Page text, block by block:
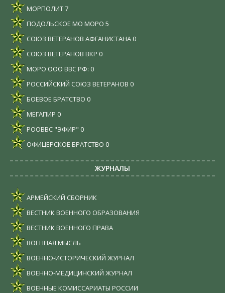
МОРПОЛИТ7
ПОДОЛЬСКОЕ МО МОРО 5
СОЮЗ ВЕТЕРАНОВ АФГАНИСТАНА 0
СОЮЗ ВЕТЕРАНОВ ВКР 0
МОРО ООО ВВС РФ: 0
РОССИЙСКИЙ СОЮЗ ВЕТЕРАНОВ 0
БОЕВОЕ БРАТСТВО 0
МЕГАПИР 0
РООВВС "ЭФИР" 0
ОФИЦЕРСКОЕ БРАТСТВО 0
ЖУРНАЛЫ
АРМЕЙСКИЙ СБОРНИК
ВЕСТНИК ВОЕННОГО ОБРАЗОВАНИЯ
ВЕСТНИК ВОЕННОГО ПРАВА
ВОЕННАЯ МЫСЛЬ
ВОЕННО-ИСТОРИЧЕСКИЙ ЖУРНАЛ
ВОЕННО-МЕДИЦИНСКИЙ ЖУРНАЛ
ВОЕННЫЕ КОМИССАРИАТЫ РОССИИ